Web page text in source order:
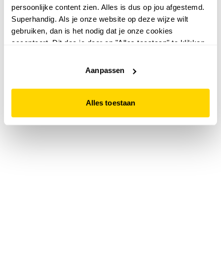
persoonlijke content zien. Alles is dus op jou afgestemd.
Superhandig. Als je onze website op deze wijze wilt
gebruiken, dan is het nodig dat je onze cookies
accepteert. Dit doe je door op "Alles toestaan" te klikken.
website niet optimaal functioneert.
Aanpassen
Alles toestaan